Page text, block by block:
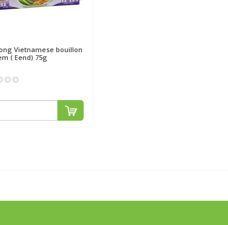
Vietnamese bouillon
( Eend) 75g